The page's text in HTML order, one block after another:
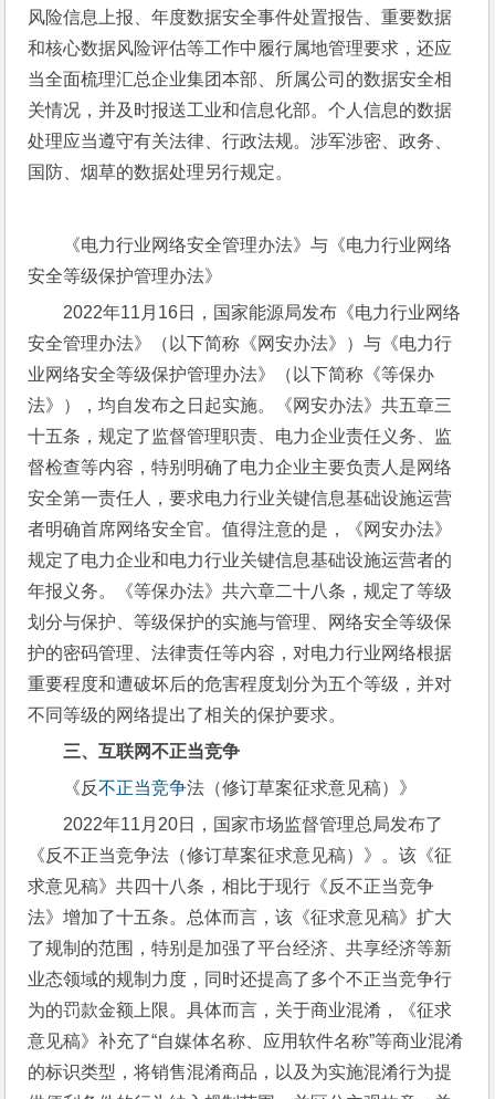
风险信息上报、年度数据安全事件处置报告、重要数据
和核心数据风险评估等工作中履行属地管理要求，还应
当全面梳理汇总企业集团本部、所属公司的数据安全相
关情况，并及时报送工业和信息化部。个人信息的数据
处理应当遵守有关法律、行政法规。涉军涉密、政务、
国防、烟草的数据处理另行规定。
《电力行业网络安全管理办法》与《电力行业网络
安全等级保护管理办法》
2022年11月16日，国家能源局发布《电力行业网络
安全管理办法》（以下简称《网安办法》）与《电力行
业网络安全等级保护管理办法》（以下简称《等保办
法》），均自发布之日起实施。《网安办法》共五章三
十五条，规定了监督管理职责、电力企业责任义务、监
督检查等内容，特别明确了电力企业主要负责人是网络
安全第一责任人，要求电力行业关键信息基础设施运营
者明确首席网络安全官。值得注意的是，《网安办法》
规定了电力企业和电力行业关键信息基础设施运营者的
年报义务。《等保办法》共六章二十八条，规定了等级
划分与保护、等级保护的实施与管理、网络安全等级保
护的密码管理、法律责任等内容，对电力行业网络根据
重要程度和遭破坏后的危害程度划分为五个等级，并对
不同等级的网络提出了相关的保护要求。
三、互联网不正当竞争
《反不正当竞争法（修订草案征求意见稿）》
2022年11月20日，国家市场监督管理总局发布了
《反不正当竞争法（修订草案征求意见稿）》。该《征
求意见稿》共四十八条，相比于现行《反不正当竞争
法》增加了十五条。总体而言，该《征求意见稿》扩大
了规制的范围，特别是加强了平台经济、共享经济等新
业态领域的规制力度，同时还提高了多个不正当竞争行
为的罚款金额上限。具体而言，关于商业混淆，《征求
意见稿》补充了“自媒体名称、应用软件名称”等商业混淆
的标识类型，将销售混淆商品，以及为实施混淆行为提